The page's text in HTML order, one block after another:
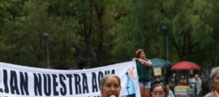
Entrega apoyos a afectados por lluvias en Oblatos
Accidentes resaltan en causas de muerte
Llaman a mantener legado de Alcalde
Concierto patrio costará 32.9 mdp